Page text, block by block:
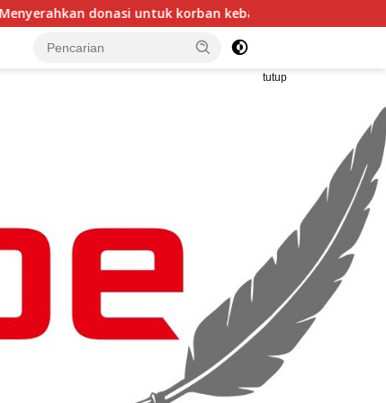
kebakaran MARBO TALLO ke Ormas LASKAR GARUDA
tutup